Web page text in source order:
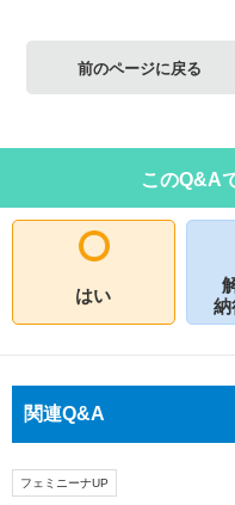
前のページに戻る
このQ&A
はい
納
関連Q&A
フェミニーナUP